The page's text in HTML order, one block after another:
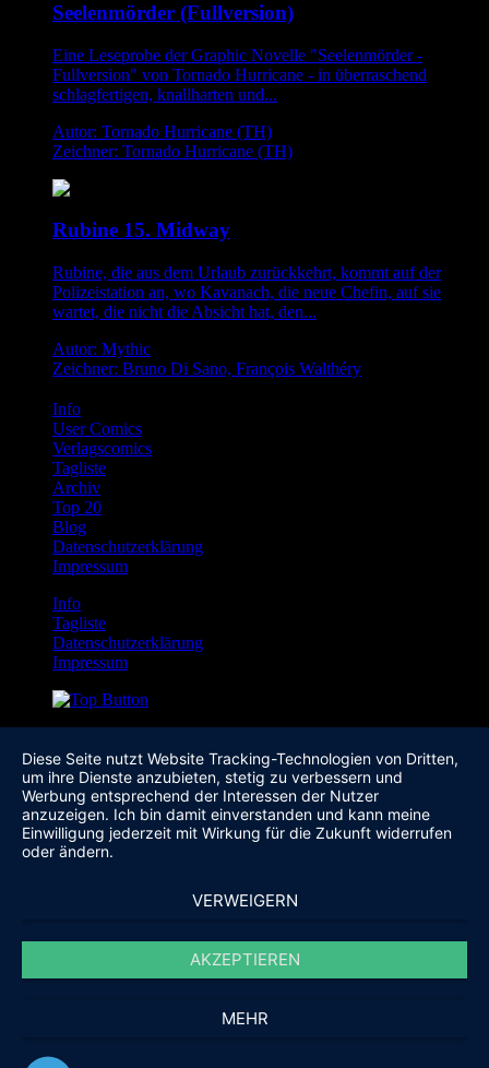
Seelenmörder (Fullversion)
Eine Leseprobe der Graphic Novelle "Seelenmörder -
Fullversion" von Tornado Hurricane - in überraschend
schlagfertigen, knallharten und...
Autor: Tornado Hurricane (TH)
Zeichner: Tornado Hurricane (TH)
Rubine 15. Midway
Rubine, die aus dem Urlaub zurückkehrt, kommt auf der
Polizeistation an, wo Kavanach, die neue Chefin, auf sie
wartet, die nicht die Absicht hat, den...
Autor: Mythic
Zeichner: Bruno Di Sano, François Walthéry
Info
User Comics
Verlagscomics
Tagliste
Archiv
Top 20
Blog
Datenschutzerklärung
Impressum
Info
Tagliste
Datenschutzerklärung
Impressum
Diese Seite nutzt Website Tracking-Technologien von Dritten,
um ihre Dienste anzubieten, stetig zu verbessern und
Werbung entsprechend der Interessen der Nutzer
anzuzeigen. Ich bin damit einverstanden und kann meine
Einwilligung jederzeit mit Wirkung für die Zukunft widerrufen
oder ändern.
VERWEIGERN
AKZEPTIEREN
MEHR